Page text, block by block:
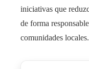
iniciativas que
de forma
comunidades locales.